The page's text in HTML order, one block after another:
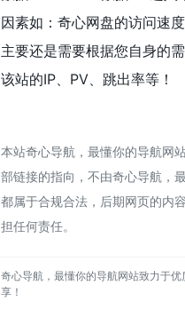
因素如：奇心网盘的访问速
主要还是需要根据您自身的
该站的IP、PV、跳出率等！
本站奇心导航，最懂你的导航网
部链接的指向，不由奇心导航，
都属于合规合法，后期网页的内
担任何责任。
奇心导航，最懂你的导航网站致力于
享！